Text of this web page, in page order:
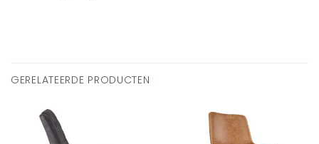
GERELATEERDE PRODUCTEN